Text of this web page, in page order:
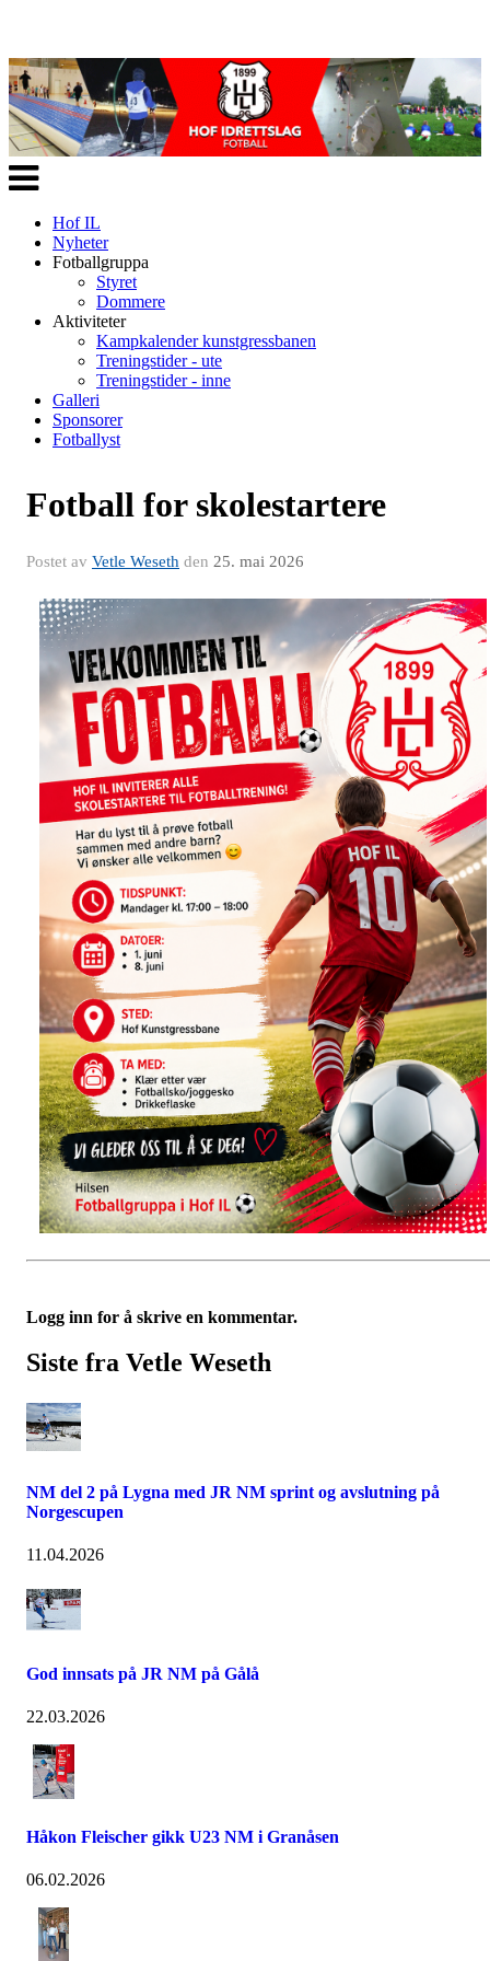
Veksle
navigasjon
Hof IL
Nyheter
Fotballgruppa
Styret
Dommere
Aktiviteter
Kampkalender kunstgressbanen
Treningstider - ute
Treningstider - inne
Galleri
Sponsorer
Fotballyst
Fotball for skolestartere
Postet av Vetle Weseth den 25. mai 2026
Logg inn for å skrive en kommentar.
Siste fra Vetle Weseth
NM del 2 på Lygna med JR NM sprint og avslutning på
Norgescupen
11.04.2026
God innsats på JR NM på Gålå
22.03.2026
Håkon Fleischer gikk U23 NM i Granåsen
06.02.2026